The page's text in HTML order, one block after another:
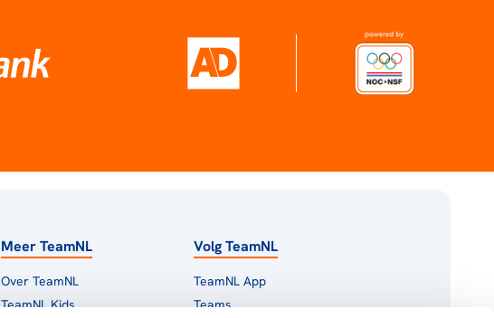
Meer TeamNL
Over TeamNL
TeamNL Kids
Volg TeamNL
TeamNL App
Teams